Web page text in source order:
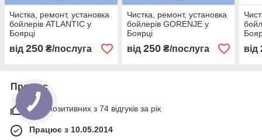
Чистка, ремонт, установка
бойлерів ATLANTIC у
Боярці
від 250 ₴/послуга
Чистка, ремонт, установка
бойлерів GORENJE у
Боярці
від 250₴/послуга від
Про нас
92% позитивних з 74 відгуків за рік
Працює з 10.05.2014